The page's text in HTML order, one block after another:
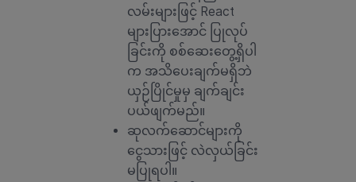
လမ်းများဖြင့် React
များပြားအောင် ပြုလုပ်
ခြင်းကို စစ်ဆေးတွေ့ရှိပါ
က အသိပေးချက်မရှိဘဲ
ယှဉ်ပြိုင်မှုမှ ချက်ချင်း
ပယ်ဖျက်မည်။
ဆုလက်ဆောင်များကို
ငွေသားဖြင့် လဲလှယ်ခြင်း
မပြုရပါ။